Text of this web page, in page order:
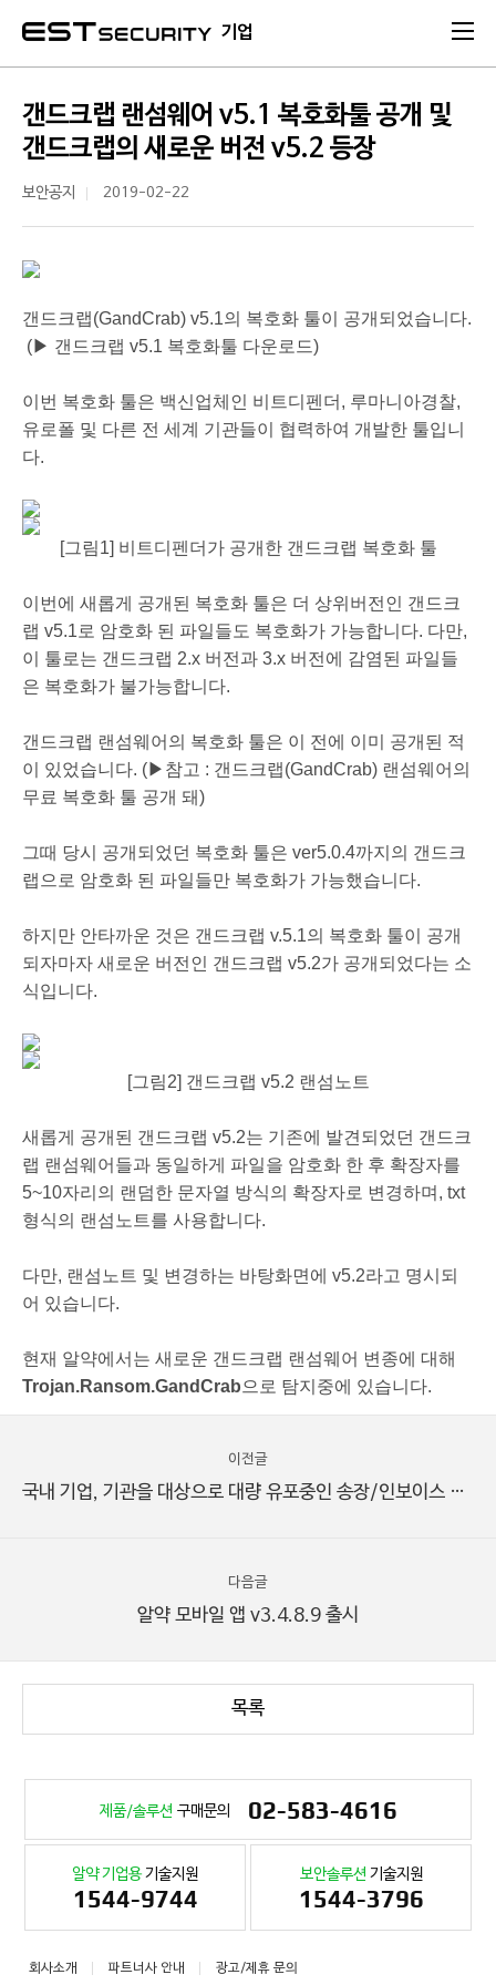
기업
갠드크랩 랜섬웨어 v5.1 복호화툴 공개 및
갠드크랩의 새로운 버전 v5.2 등장
보안공지 2019-02-22
갠드크랩(GandCrab) v5.1의 복호화 툴이 공개되었습니다.
(▶ 갠드크랩 v5.1 복호화툴 다운로드)
이번 복호화 툴은 백신업체인 비트디펜더, 루마니아경찰,
유로폴 및 다른 전 세계 기관들이 협력하여 개발한 툴입니
다.
[그림1] 비트디펜더가 공개한 갠드크랩 복호화 툴
이번에 새롭게 공개된 복호화 툴은 더 상위버전인 갠드크
랩 v5.1로 암호화 된 파일들도 복호화가 가능합니다. 다만,
이 툴로는 갠드크랩 2.x 버전과 3.x 버전에 감염된 파일들
은 복호화가 불가능합니다.
갠드크랩 랜섬웨어의 복호화 툴은 이 전에 이미 공개된 적
이 있었습니다. (▶참고 : 갠드크랩(GandCrab) 랜섬웨어의
무료 복호화 툴 공개 돼)
그때 당시 공개되었던 복호화 툴은 ver5.0.4까지의 갠드크
랩으로 암호화 된 파일들만 복호화가 가능했습니다.
하지만 안타까운 것은 갠드크랩 v.5.1의 복호화 툴이 공개
되자마자 새로운 버전인 갠드크랩 v5.2가 공개되었다는 소
식입니다.
[그림2] 갠드크랩 v5.2 랜섬노트
새롭게 공개된 갠드크랩 v5.2는 기존에 발견되었던 갠드크
랩 랜섬웨어들과 동일하게 파일을 암호화 한 후 확장자를
5~10자리의 랜덤한 문자열 방식의 확장자로 변경하며, txt
형식의 랜섬노트를 사용합니다.
다만, 랜섬노트 및 변경하는 바탕화면에 v5.2라고 명시되
어 있습니다.
현재 알약에서는 새로운 갠드크랩 랜섬웨어 변종에 대해
Trojan.Ransom.GandCrab으로 탐지중에 있습니다.
이전글
국내 기업, 기관을 대상으로 대량 유포중인 송장/인보이스 사칭 악성 이메일 주의!
다음글
알약 모바일 앱 v3.4.8.9 출시
목록
제품/솔루션 구매문의 02-583-4616
알약 기업용기술지원
1544-9744
보안솔루션 기술지원
1544-3796
회사소개 파트너사 안내 광고/제휴 문의